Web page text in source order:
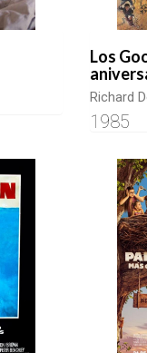
Los
Richard
1985